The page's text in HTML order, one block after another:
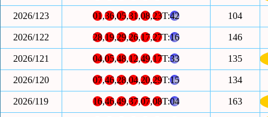
2026/123 01,36,05,31,08,23T:42 104
2026/122 28,19,29,26,17,27T:16 146
2026/121 04,05,48,12,49,17T:33 135
2026/120 07,46,28,04,20,29T:15 134
2026/119 16,46,49,37,07,08T:04 163